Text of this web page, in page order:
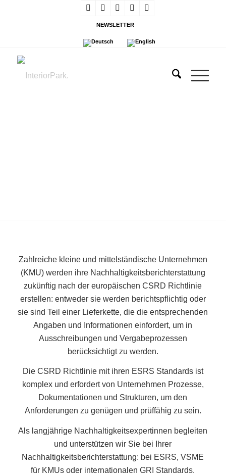
NEWSLETTER
Zahlreiche kleine und mittelständische Unternehmen
(KMU) werden ihre Nachhaltigkeitsberichterstattung
zukünftig nach der europäischen CSRD Richtlinie
erstellen: entweder sie werden berichtspflichtig oder
sie sind Teil einer Lieferkette, die die entsprechenden
Angaben und Informationen einfordert, um in
Ausschreibungen und Vergabeprozessen
berücksichtigt zu werden.
Die CSRD Richtlinie mit ihren ESRS Standards ist
komplex und erfordert von Unternehmen Prozesse,
Dokumentationen und Strukturen, um den
Anforderungen zu genügen und prüffähig zu sein.
Als langjährige Nachhaltigkeitsexpertinnen begleiten
und unterstützen wir Sie bei Ihrer
Nachhaltigkeitsberichterstattung: bei ESRS, VSME
für KMUs oder internationalen GRI Standards.